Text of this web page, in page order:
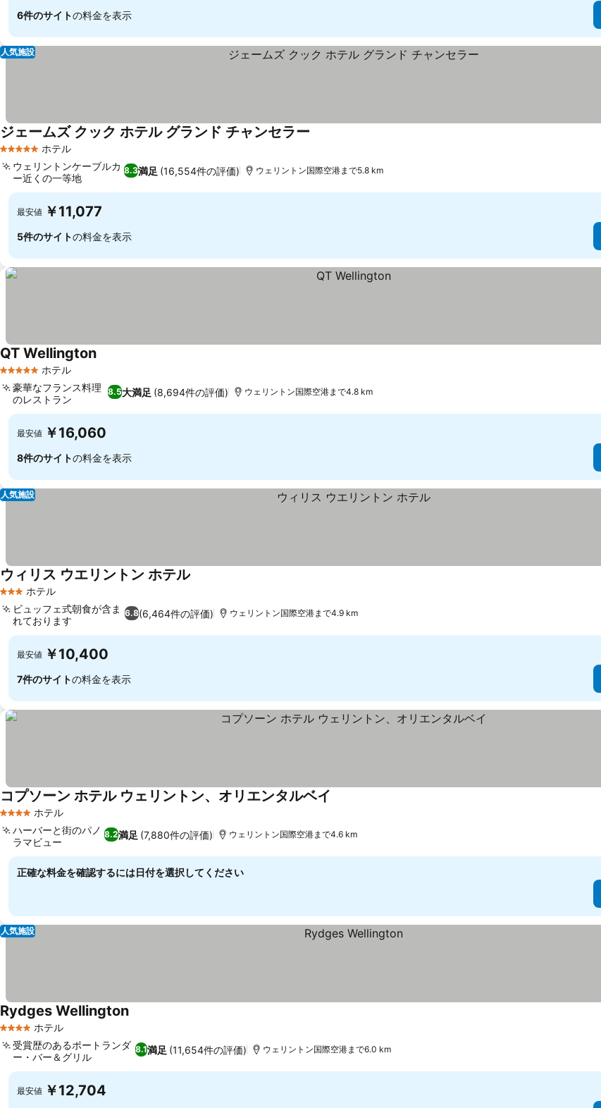
6件のサイトの料金を表示
人気施設
5 ホテルのランク
ホテル
ジェームズ クック ホテル グランド チャンセラー
8.3満足 (16,554件の評価)
ウェリントンケーブルカ
ー近くの一等地
ウェリントン国際空港まで5.8 km
最安値 ￥11,077
5件のサイトの料金を表示
5 ホテルのランク
ホテル
QT Wellington料金を表示
8.5大満足 (8,694件の評価)
豪華なフランス料理
のレストラン
ウェリントン国際空港まで4.8 km
最安値 ￥16,060
8件のサイトの料金を表示
人気施設
3 ホテルのランク
ホテル
ウィリス ウエリントン ホテル
6.8(6,464件の評価)
ビュッフェ式朝食が含ま
れております
ウェリントン国際空港まで4.9 km
最安値 ￥10,400
7件のサイトの料金を表示
4 ホテルのランク
ホテル
コプソーン ホテル ウェリントン、オリエンタルベイ
8.2満足 (7,880件の評価)
ハーバーと街のパノ
ラマビュー
ウェリントン国際空港まで4.6 km
正確な料金を確認するには日付を選択してください
人気施設
4 ホテルのランク
ホテル
Rydges Wellington料金を表示
8.1満足 (11,654件の評価)
受賞歴のあるポートランダ
ー・バー＆グリル
ウェリントン国際空港まで6.0 km
最安値 ￥12,704